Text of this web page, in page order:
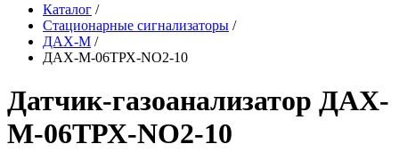
Каталог /
Стационарные сигнализаторы /
ДАХ-М /
ДАХ-М-06ТРХ-NO2-10
Датчик-газоанализатор ДАХ-
М-06ТРХ-NO2-10